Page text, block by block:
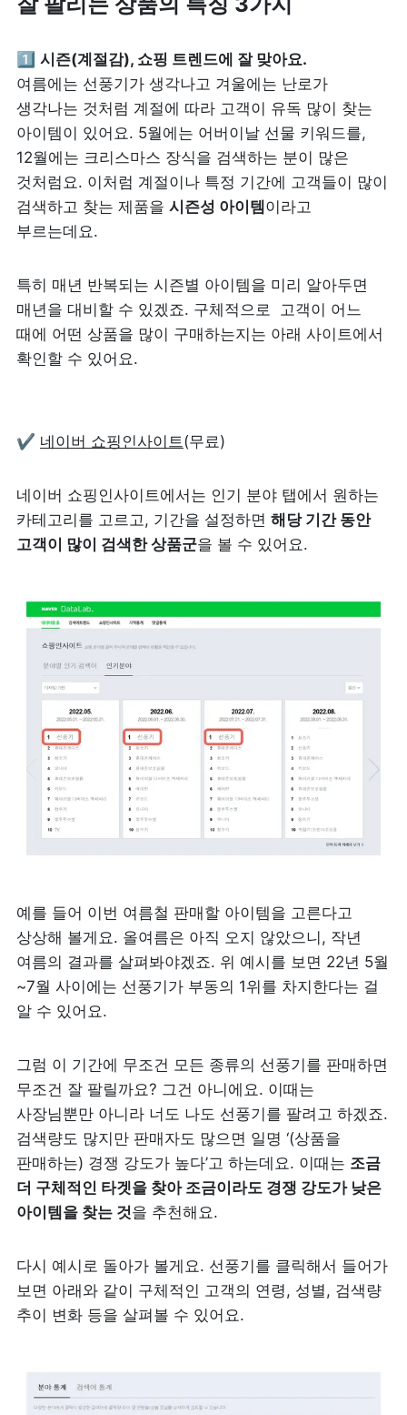
1️⃣
여름에는 선풍기가 생각나고 겨울에는 난로가
생각나는 것처럼 계절에 따라 고객이 유독 많이 찾는
아이템이 있어요. 5월에는 어버이날 선물 키워드를,
12월에는 크리스마스 장식을 검색하는 분이 많은
것처럼요. 이처럼 계절이나 특정 기간에 고객들이 많이
검색하고 찾는 제품을 시즌성 아이템 이라고
부르는데요.
특히 매년 반복되는 시즌별 아이템을 미리 알아두면
매년을 대비할 수 있겠죠. 구체적으로  고객이 어느
때에 어떤 상품을 많이 구매하는지는 아래 사이트에서
확인할 수 있어요.
✔ 네이버 쇼핑인사이트(무료)
네이버 쇼핑인사이트에서는 인기 분야 탭에서 원하는
카테고리를 고르고, 기간을 설정하면 해당 기간 동안
고객이 많이 검색한 상품군을 볼 수 있어요.
예를 들어 이번 여름철 판매할 아이템을 고른다고
상상해 볼게요. 올여름은 아직 오지 않았으니, 작년
여름의 결과를 살펴봐야겠죠. 위 예시를 보면 22년 5월
~7월 사이에는 선풍기가 부동의 1위를 차지한다는 걸
알 수 있어요.
그럼 이 기간에 무조건 모든 종류의 선풍기를 판매하면
무조건 잘 팔릴까요? 그건 아니에요. 이때는
사장님뿐만 아니라 너도 나도 선풍기를 팔려고 하겠죠.
검색량도 많지만 판매자도 많으면 일명 ‘(상품을
판매하는) 경쟁 강도가 높다’고 하는데요. 이때는 조금
더 구체적인 타겟을 찾아 조금이라도 경쟁 강도가 낮은
아이템을 찾는 것을 추천해요.
다시 예시로 돌아가 볼게요. 선풍기를 클릭해서 들어가
보면 아래와 같이 구체적인 고객의 연령, 성별, 검색량
추이 변화 등을 살펴볼 수 있어요.